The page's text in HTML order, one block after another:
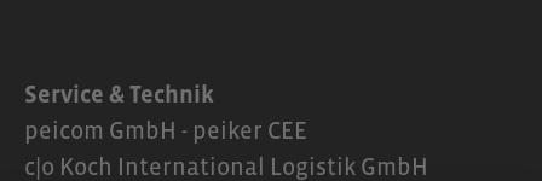
Service & Technik
peicom GmbH - peiker CEE
c|o Koch International Logistik GmbH